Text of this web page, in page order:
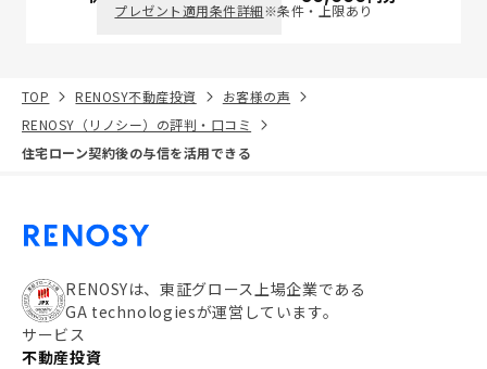
プレゼント適用条件詳細※条件・上限あり
TOP RENOSY不動産投資
お客様の声
RENOSY（リノシー）の評判・口コミ
住宅ローン契約後の与信を活用できる
RENOSYは、東証グロース上場企業である
GA technologiesが運営しています。
サービス
不動産投資